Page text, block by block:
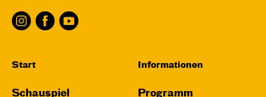
Start
Schauspiel
Informationen
Programm